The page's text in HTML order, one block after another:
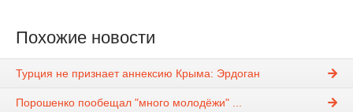
Похожие новости
Турция не признает аннексию Крыма: Эрдоган
Порошенко пообещал "много молодёжи" ...